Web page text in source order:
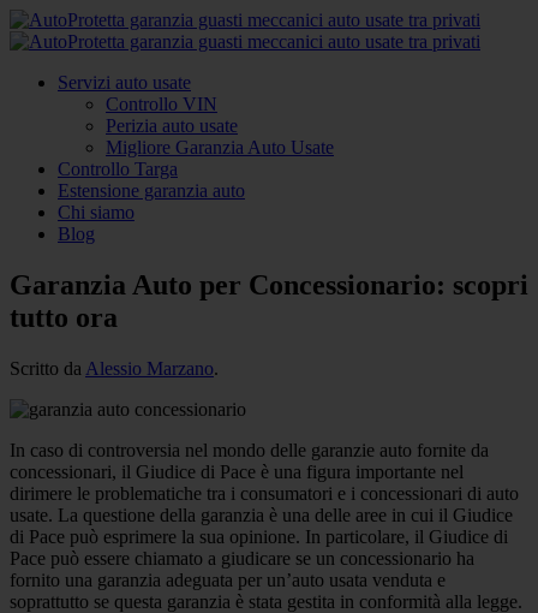
Servizi auto usate
Controllo VIN
Perizia auto usate
Migliore Garanzia Auto Usate
Controllo Targa
Estensione garanzia auto
Chi siamo
Blog
Garanzia Auto per Concessionario: scopri
tutto ora
Scritto da Alessio Marzano.
In caso di controversia nel mondo delle garanzie auto fornite da
concessionari, il Giudice di Pace è una figura importante nel
dirimere le problematiche tra i consumatori e i concessionari di auto
usate. La questione della garanzia è una delle aree in cui il Giudice
di Pace può esprimere la sua opinione. In particolare, il Giudice di
Pace può essere chiamato a giudicare se un concessionario ha
fornito una garanzia adeguata per un’auto usata venduta e
soprattutto se questa garanzia è stata gestita in conformità alla legge.